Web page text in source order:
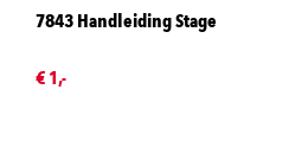
7843 Handleiding Stage
€ 1,-